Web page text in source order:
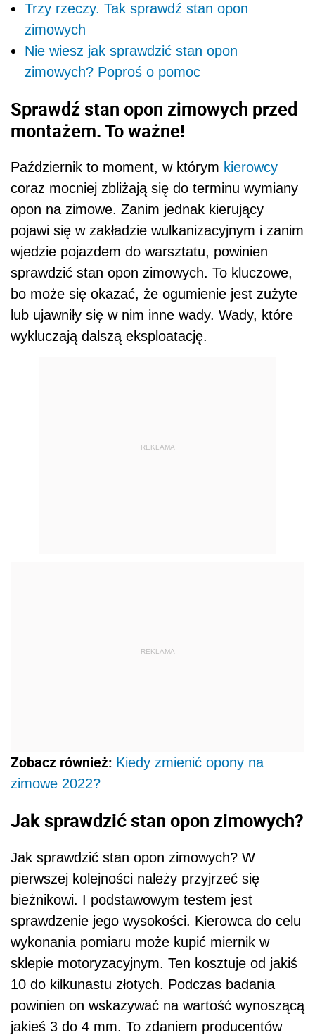
Trzy rzeczy. Tak sprawdź stan opon
zimowych
Nie wiesz jak sprawdzić stan opon
zimowych? Poproś o pomoc
Sprawdź stan opon zimowych przed
montażem. To ważne!
Październik to moment, w którym kierowcy
coraz mocniej zbliżają się do terminu wymiany
opon na zimowe. Zanim jednak kierujący
pojawi się w zakładzie wulkanizacyjnym i zanim
wjedzie pojazdem do warsztatu, powinien
sprawdzić stan opon zimowych. To kluczowe,
bo może się okazać, że ogumienie jest zużyte
lub ujawniły się w nim inne wady. Wady, które
wykluczają dalszą eksploatację.
REKLAMA
REKLAMA
Zobacz również: Kiedy zmienić opony na
zimowe 2022?
Jak sprawdzić stan opon zimowych?
Jak sprawdzić stan opon zimowych? W
pierwszej kolejności należy przyjrzeć się
bieżnikowi. I podstawowym testem jest
sprawdzenie jego wysokości. Kierowca do celu
wykonania pomiaru może kupić miernik w
sklepie motoryzacyjnym. Ten kosztuje od jakiś
10 do kilkunastu złotych. Podczas badania
powinien on wskazywać na wartość wynoszącą
jakieś 3 do 4 mm. To zdaniem producentów